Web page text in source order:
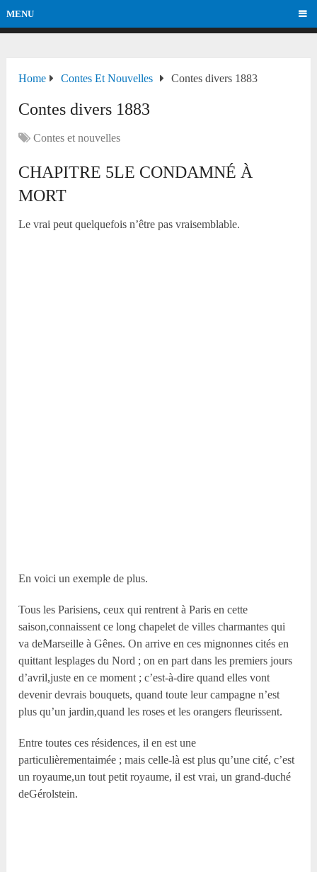
MENU
Home Contes Et Nouvelles Contes divers 1883
Contes divers 1883
Contes et nouvelles
CHAPITRE 5LE CONDAMNÉ À
MORT
Le vrai peut quelquefois n’être pas vraisemblable.
En voici un exemple de plus.
Tous les Parisiens, ceux qui rentrent à Paris en cette
saison,connaissent ce long chapelet de villes charmantes qui
va deMarseille à Gênes. On arrive en ces mignonnes cités en
quittant lesplages du Nord ; on en part dans les premiers jours
d’avril,juste en ce moment ; c’est-à-dire quand elles vont
devenir devrais bouquets, quand toute leur campagne n’est
plus qu’un jardin,quand les roses et les orangers fleurissent.
Entre toutes ces résidences, il en est une
particulièrementaimée ; mais celle-là est plus qu’une cité, c’est
un royaume,un tout petit royaume, il est vrai, un grand-duché
deGérolstein.